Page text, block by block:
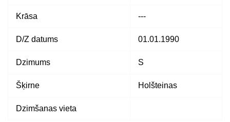
Krāsa ---
D/Z datums 01.01.1990
Dzimums S
Šķirne Holšteinas
Dzimšanas vieta